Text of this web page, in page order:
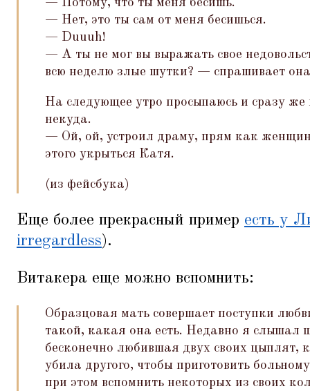
— Потому, что ты меня бесишь.
— Нет, это ты сам от меня бесишься.
— Duuuh!
— А ты не мог вы выражать свое
всю неделю злые шутки? — спрашивает
На следующее утро просыпаюсь и сразу
некуда.
— Ой, ой, устроил драму, прям как
этого укрыться Катя.
(из фейсбука)
Еще более прекрасный пример есть у
irregardless).
Витакера еще можно вспомнить:
Образцовая мать совершает поступки
такой, какая она есть. Недавно я слышал
бесконечно любившая двух своих цыплят,
убила другого, чтобы приготовить
при этом вспомнить некоторых из своих